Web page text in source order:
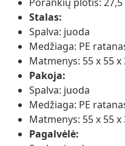
Stalas:
Spalva: juoda
Medžiaga: PE
Matmenys: 55 x 55
Pakoja:
Spalva: juoda
Medžiaga: PE
Matmenys: 55 x 55
Pagalvėlė: